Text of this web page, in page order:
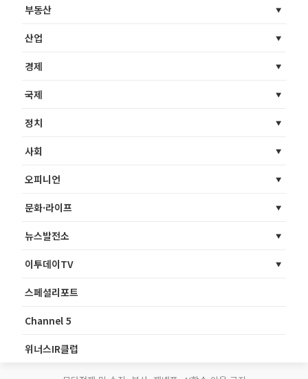
부동산
산업
경제
국제
정치
사회
오피니언
문화·라이프
뉴스발전소
이투데이TV
스페셜리포트
Channel 5
위너스IR클럽